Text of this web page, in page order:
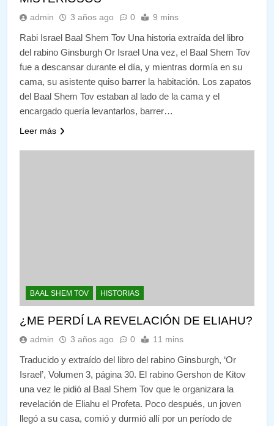
admin 3 años ago 0 9 mins
Rabi Israel Baal Shem Tov Una historia extraída del libro
del rabino Ginsburgh Or Israel Una vez, el Baal Shem Tov
fue a descansar durante el día, y mientras dormía en su
cama, su asistente quiso barrer la habitación. Los zapatos
del Baal Shem Tov estaban al lado de la cama y el
encargado quería levantarlos, barrer…
Leer más
BAAL SHEM TOV HISTORIAS
¿ME PERDÍ LA REVELACIÓN DE ELIAHU?
admin 3 años ago 0 11 mins
Traducido y extraído del libro del rabino Ginsburgh, ‘Or
Israel’, Volumen 3, página 30. El rabino Gershon de Kitov
una vez le pidió al Baal Shem Tov que le organizara la
revelación de Eliahu el Profeta. Poco después, un joven
llegó a su casa, comió y durmió allí por un período de